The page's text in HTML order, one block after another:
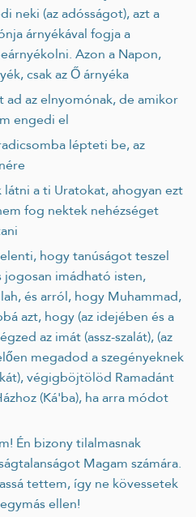
neki (az adósságot), azt a
árnyékával fogja a
Azon a Napon,
csak az Ő árnyéka
engedi el
fog nektek nehézséget
imádható isten,
és arról, hogy Muhammad,
azt, hogy (az idejében és a
az imát (assz-szalát), (az
megadod a szegényeknek
végigböjtölöd Ramadánt
(Ká'ba), ha arra módot
Magam számára.
tettem, így ne kövessetek
ellen!